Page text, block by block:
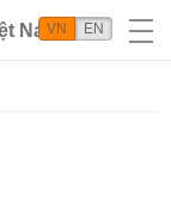
Nam
VN EN